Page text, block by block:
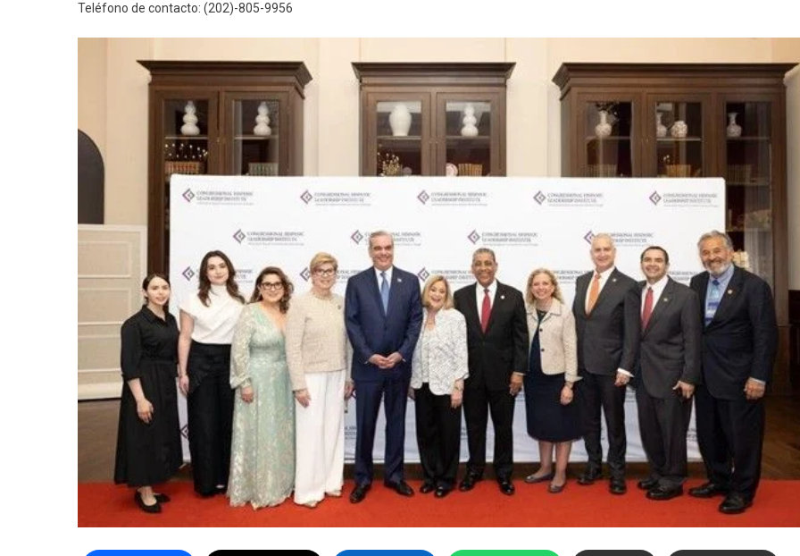
Teléfono de contacto: (202)-805-9956